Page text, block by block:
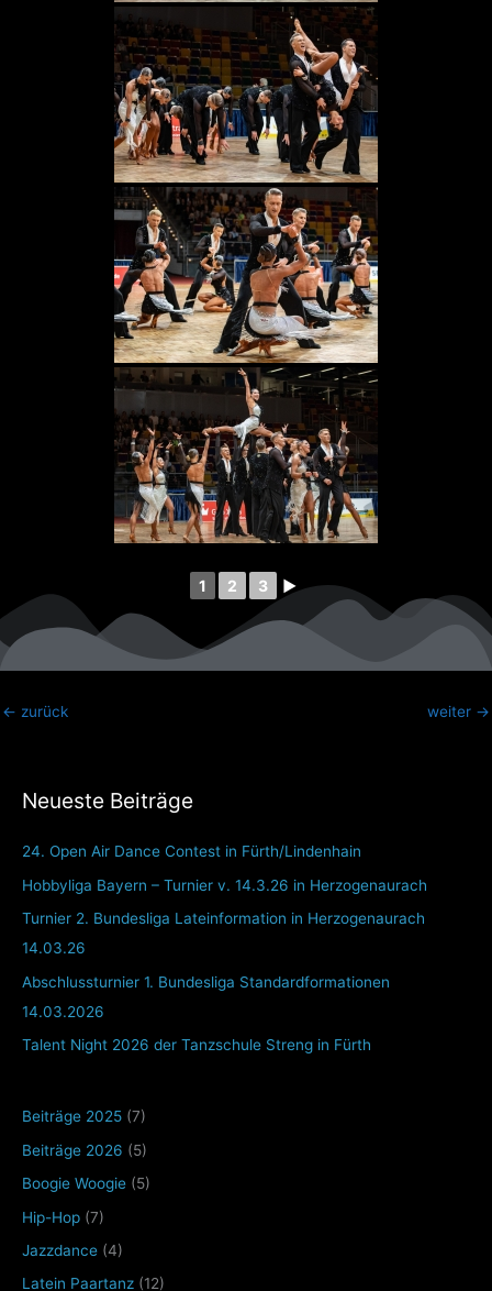
Neueste Beiträge
24. Open Air Dance Contest in Fürth/Lindenhain
Hobbyliga Bayern – Turnier v. 14.3.26 in Herzogenaurach
Turnier 2. Bundesliga Lateinformation in Herzogenaurach
14.03.26
Abschlussturnier 1. Bundesliga Standardformationen
14.03.2026
Talent Night 2026 der Tanzschule Streng in Fürth
Beiträge 2025 (7)
Beiträge 2026 (5)
Boogie Woogie (5)
Hip-Hop (7)
Jazzdance (4)
Latein Paartanz (12)
1 2 3 ►
← zurück weiter →